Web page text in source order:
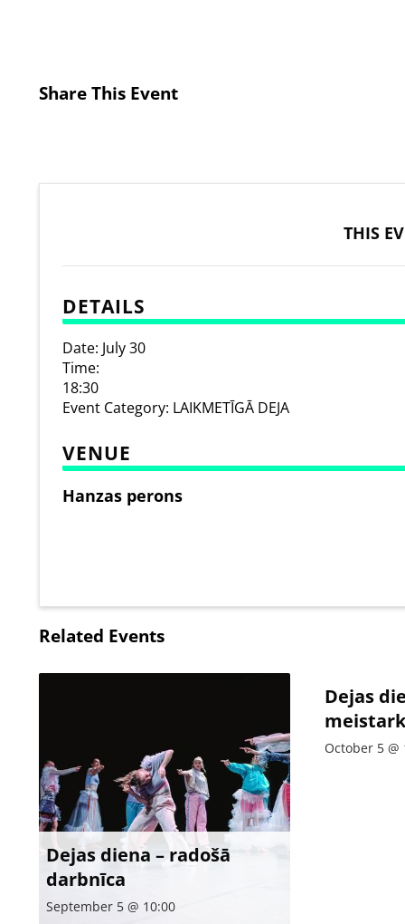
Share This Event
THIS
DETAILS
Date: July 30
Time:
18:30
Event Category: LAIKMETĪGĀ DEJA
VENUE
Hanzas perons
Related Events
Dejas diena – radošā
darbnīca
September 5 @ 10:00
Dejas
October 5 @